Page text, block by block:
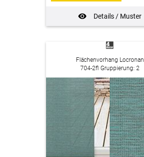
Details / Muster
Flächenvorhang Locronan
704-2fl Gruppierung: 2